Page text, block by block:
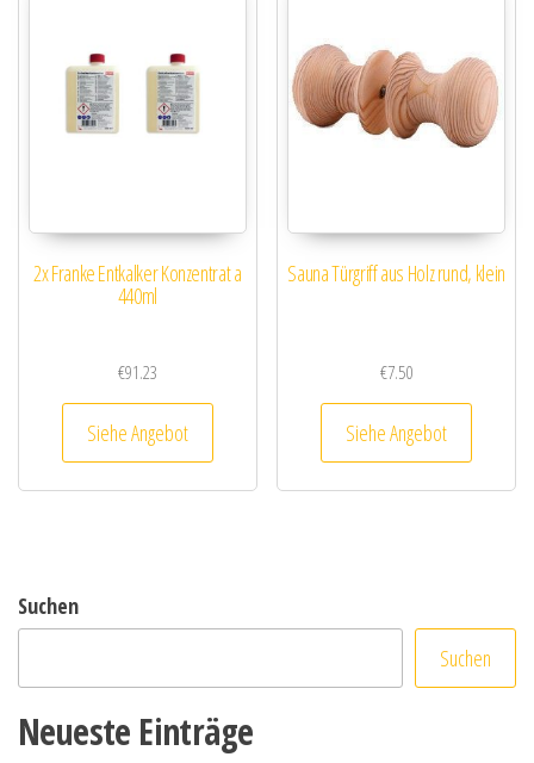
2x Franke Entkalker Konzentrat a
440ml
€91.23
Siehe Angebot
Sauna Türgriff aus Holz rund, klein
€7.50
Siehe Angebot
Suchen
Suchen
Neueste Einträge